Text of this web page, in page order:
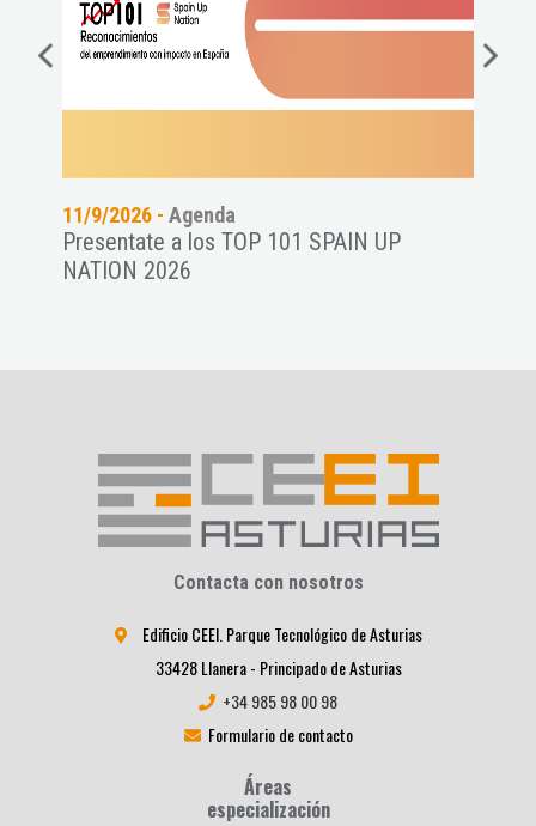
11/9/2026 -Agenda
Presentate a los TOP 101 SPAIN UP
NATION 2026
Contacta con nosotros
Edificio CEEI. Parque Tecnológico de Asturias
33428 Llanera - Principado de Asturias
+34 985 98 00 98
Formulario de contacto
Áreas
especialización